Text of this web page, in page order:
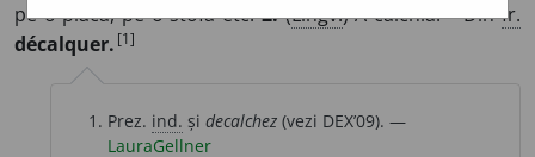
pe o placă, pe o stofă etc.2.(Lingv.) A calchia. – Dinfr.
décalquer. [1]
Prez. ind. și decalchez (vezi DEX’09). —
LauraGellner